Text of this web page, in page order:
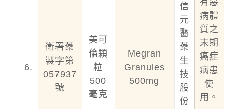
有惡
病體
質之
末期
癌症
病患
使
用。
6.
衛署藥
製字第
057937
號
美可
倫顆
粒
500
毫克
Megran
Granules
500mg
信
元
醫
藥
生
技
股
份